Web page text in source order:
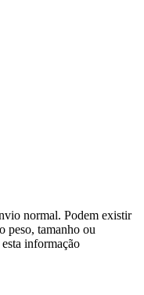
normal. Podem existir
peso, tamanho ou
informação